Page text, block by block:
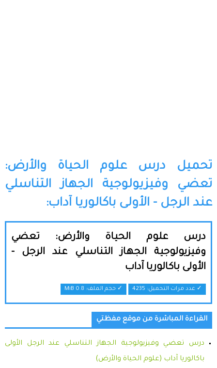
تحميل درس علوم الحياة والأرض:
تعضي وفيزيولوجية الجهاز التناسلي
عند الرجل - الأولى باكالوريا آداب:
درس علوم الحياة والأرض: تعضي
وفيزيولوجية الجهاز التناسلي عند الرجل -
الأولى باكالوريا آداب
✓ عدد مرات التحميل: 4235 ✓ حجم الملف: 0.8 MiB
القراءة المباشرة من موقع مفظتي
درس تعضي وفيزيولوجية الجهاز التناسلي عند الرجل الأولى
باكالوريا آداب (علوم الحياة والأرض)